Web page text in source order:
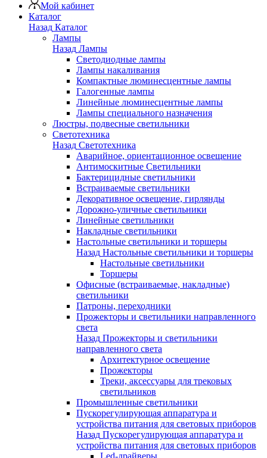
Мой кабинет
Каталог
Назад Каталог
Лампы
Назад Лампы
Светодиодные лампы
Лампы накаливания
Компактные люминесцентные лампы
Галогенные лампы
Линейные люминесцентные лампы
Лампы специального назначения
Люстры, подвесные светильники
Светотехника
Назад Светотехника
Аварийное, ориентационное освещение
Антимоскитные Светильники
Бактерицидные светильники
Встраиваемые светильники
Декоративное освещение, гирлянды
Дорожно-уличные светильники
Линейные светильники
Накладные светильники
Настольные светильники и торшеры
Назад Настольные светильники и торшеры
Настольные светильники
Торшеры
Офисные (встраиваемые, накладные)
светильники
Патроны, переходники
Прожекторы и светильники направленного
света
Назад Прожекторы и светильники
направленного света
Архитектурное освещение
Прожекторы
Треки, аксессуары для трековых
светильников
Промышленные светильники
Пускорегулирующая аппаратура и
устройства питания для световых приборов
Назад Пускорегулирующая аппаратура и
устройства питания для световых приборов
Led-драйверы